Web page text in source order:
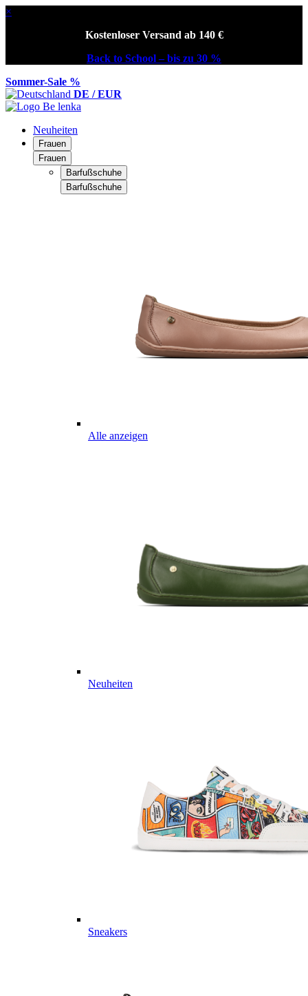
×
Kostenloser Versand ab 140 €
Back to School – bis zu 30 %
Sommer-Sale %
DE / EUR
Neuheiten
Frauen
Frauen
Barfußschuhe
Barfußschuhe
Alle anzeigen
Neuheiten
Sneakers